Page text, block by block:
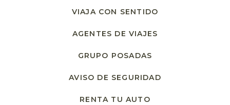
VIAJA CON SENTIDO
AGENTES DE VIAJES
GRUPO POSADAS
AVISO DE SEGURIDAD
RENTA TU AUTO